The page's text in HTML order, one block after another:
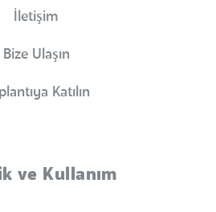
İletişim
Bize Ulaşın
Katılın
ve Kullanım